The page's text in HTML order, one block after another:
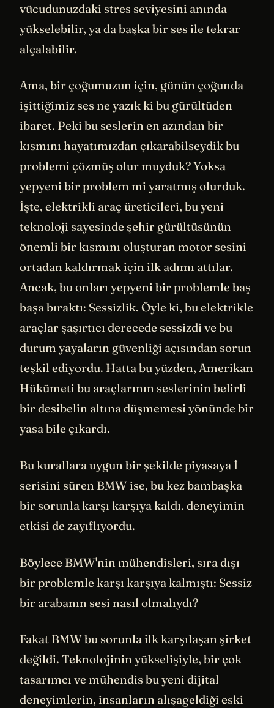
vücudunuzdaki stres seviyesini anında
yükselebilir, ya da başka bir ses ile tekrar
alçalabilir.
Ama, bir çoğumuzun için, günün çoğunda
işittiğimiz ses ne yazık ki bu gürültüden
ibaret. Peki bu seslerin en azından bir
kısmını hayatımızdan çıkarabilseydik bu
problemi çözmüş olur muyduk? Yoksa
yepyeni bir problem mi yaratmış olurduk.
İşte, elektrikli araç üreticileri, bu yeni
teknoloji sayesinde şehir gürültüsünün
önemli bir kısmını oluşturan motor sesini
ortadan kaldırmak için ilk adımı attılar.
Ancak, bu onları yepyeni bir problemle baş
başa bıraktı: Sessizlik. Öyle ki, bu elektrikle
araçlar şaşırtıcı derecede sessizdi ve bu
durum yayaların güvenliği açısından sorun
teşkil ediyordu. Hatta bu yüzden, Amerikan
Hükümeti bu araçlarının seslerinin belirli
bir desibelin altına düşmemesi yönünde bir
yasa bile çıkardı.
Bu kurallara uygun bir şekilde piyasaya İ
serisini süren BMW ise, bu kez bambaşka
bir sorunla karşı karşıya kaldı. deneyimin
etkisi de zayıflıyordu.
Böylece BMW'nin mühendisleri, sıra dışı
bir problemle karşı karşıya kalmıştı: Sessiz
bir arabanın sesi nasıl olmalıydı?
Fakat BMW bu sorunla ilk karşılaşan şirket
değildi. Teknolojinin yükselişiyle, bir çok
tasarımcı ve mühendis bu yeni dijital
deneyimlerin, insanların alışageldiği eski